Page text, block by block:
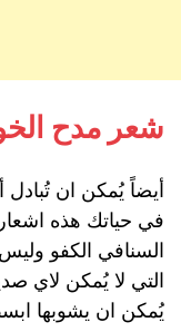
شعر مدح
أيضاً يُمكن ان
في حياتك هذه
السنافي الكفو
التي لا يُمكن لاي
يُمكن ان يشوبها